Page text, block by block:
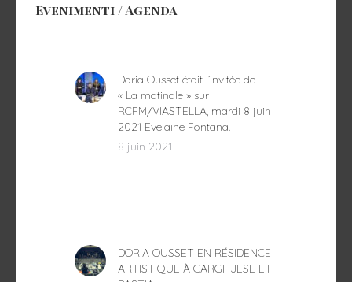
Evenimenti / Agenda
Doria Ousset était l’invitée de
« La matinale » sur
RCFM/VIASTELLA, mardi 8 juin
2021 Evelaine Fontana.
8 juin 2021
DORIA OUSSET EN RÉSIDENCE
ARTISTIQUE À CARGHJESE ET